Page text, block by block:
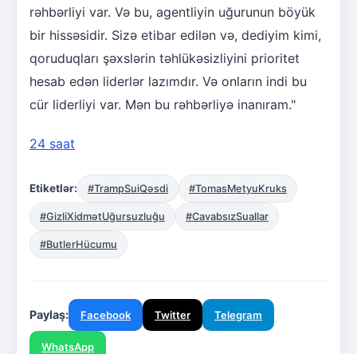
rəhbərliyi var. Və bu, agentliyin uğurunun böyük
bir hissəsidir. Sizə etibar edilən və, dediyim kimi,
qoruduqları şəxslərin təhlükəsizliyini prioritet
hesab edən liderlər lazımdır. Və onların indi bu
cür liderliyi var. Mən bu rəhbərliyə inanıram."
24 saat
Etiketlər: #TrampSuiQəsdi #TomasMetyuKruks
#GizliXidmətUğursuzluğu #CavabsızSuallar
#ButlerHücumu
Paylaş: Facebook Twitter Telegram
WhatsApp